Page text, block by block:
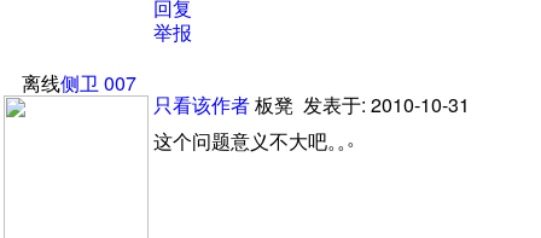
回复
举报
离线侧卫007
只看该作者板凳 发表于: 2010-10-31
这个问题意义不大吧。。。